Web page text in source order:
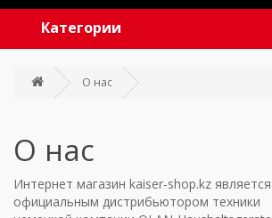
Категории
О нас
О нас
Интернет магазин kaiser-shop.kz является
официальным дистрибьютором техники